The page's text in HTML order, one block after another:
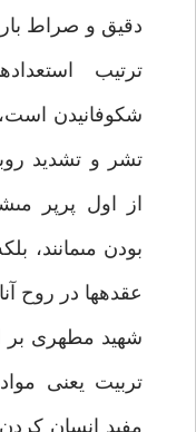
دقيق و صراط
ترتيب
شكوفانيدن
تشر و تشديد
از اول پرپر
بودن مى‏مانند،
عقده‏ها در روح
شهيد مطهرى بر
تربيت يعنى
مفيد انسان